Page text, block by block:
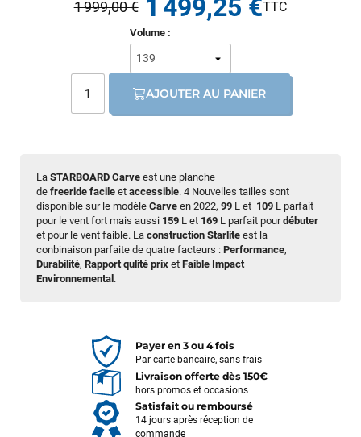
La STARBOARD Carve est une planche
de freeride facile et accessible. 4 Nouvelles tailles sont
disponible sur le modèle Carve en 2022, 99 L et 109 L parfait
pour le vent fort mais aussi 159 L et 169 L parfait pourdébuter
et pour le vent faible. La construction Starlite est la
conbinaison parfaite de quatre facteurs : Performance,
Durabilité, Rapport qulité prix et Faible Impact
Environnemental .
Volume :
1 999,00 € 1 499,25 €
AJOUTER AU PANIER
Payer en 3 ou 4 fois
Par carte bancaire, sans frais
Livraison offerte dès 150€
hors promos et occasions
Satisfait ou remboursé
14 jours après réception de
commande